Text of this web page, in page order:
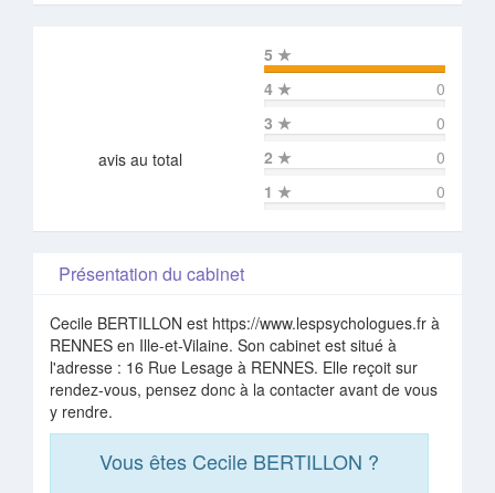
avis au total
5 ★
4 ★
0
3 ★
0
2 ★
0
1 ★ 0
Présentation du cabinet
Cecile BERTILLON est https://www.lespsychologues.fr à
RENNES en Ille-et-Vilaine. Son cabinet est situé à
l'adresse : 16 Rue Lesage à RENNES. Elle reçoit sur
rendez-vous, pensez donc à la contacter avant de vous
y rendre.
Vous êtes Cecile BERTILLON ?